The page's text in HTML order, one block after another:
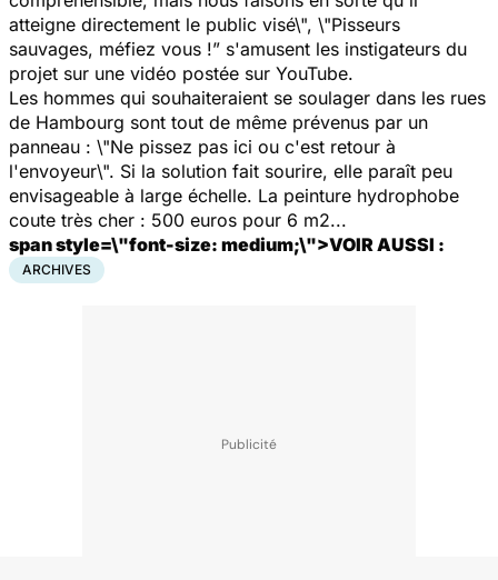
atteigne directement le public visé\", \"Pisseurs
sauvages, méfiez vous !” s'amusent les instigateurs du
projet sur une vidéo postée sur YouTube.
Les hommes qui souhaiteraient se soulager dans les rues
de Hambourg sont tout de même prévenus par un
panneau : \"Ne pissez pas ici ou c'est retour à
l'envoyeur\". Si la solution fait sourire, elle paraît peu
envisageable à large échelle. La peinture hydrophobe
coute très cher : 500 euros pour 6 m2...
span style=\"font-size: medium;\">VOIR AUSSI :
ARCHIVES